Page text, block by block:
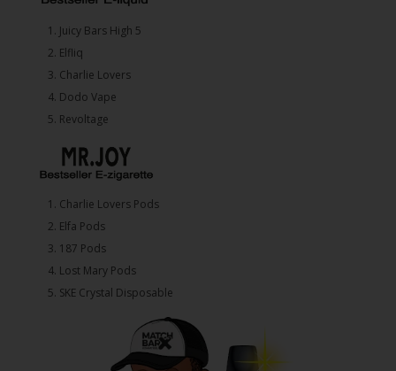
1.⁠ ⁠Juicy Bars High 5
2.⁠ ⁠⁠Elfliq
3.⁠ ⁠⁠Charlie Lovers
4.⁠ ⁠⁠Dodo Vape
5. ⁠Revoltage
1.⁠ ⁠Charlie Lovers Pods
2.⁠ ⁠⁠Elfa Pods
3.⁠ ⁠⁠187 Pods
4.⁠ ⁠⁠Lost Mary Pods
5.⁠ ⁠⁠SKE Crystal Disposable